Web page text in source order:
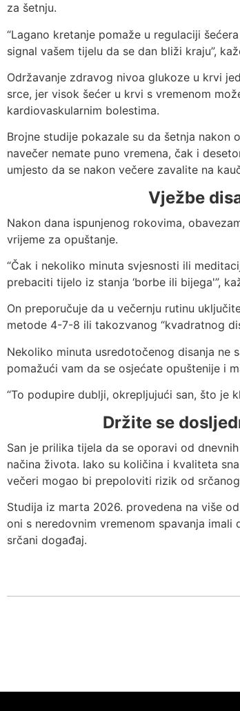
za šetnju.
“Lagano kretanje pomaže u regulaciji
signal vašem tijelu da se dan bliži kraju”,
Održavanje zdravog nivoa glukoze u krvi
srce, jer visok šećer u krvi s vremenom
kardiovaskularnim bolestima.
Brojne studije pokazale su da šetnja
navečer nemate puno vremena, čak i
umjesto da se nakon večere zavalite na
Vježbe
Nakon dana ispunjenog rokovima,
vrijeme za opuštanje.
“Čak i nekoliko minuta svjesnosti ili
prebaciti tijelo iz stanja ‘borbe ili bijega'”,
On preporučuje da u večernju rutinu
metode 4-7-8 ili takozvanog “kvadratnog
Nekoliko minuta usredotočenog disanja ne
pomažući vam da se osjećate opuštenije i
“To podupire dublji, okrepljujući san, što je
Držite se
San je prilika tijela da se oporavi od
načina života. Iako su količina i kvaliteta
večeri mogao bi prepoloviti rizik od
Studija iz marta 2026. provedena na više
oni s neredovnim vremenom spavanja
srčani događaj.